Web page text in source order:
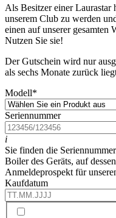
Als Besitzer einer
unserem Club zu werden
einen auf unserer gesamten
Nutzen Sie sie!
Der Gutschein wird nur
als sechs Monate zurück
Modell*
Seriennummer
i
Sie finden die
Boiler des Geräts, auf
Anmeldeprospekt für
Kaufdatum